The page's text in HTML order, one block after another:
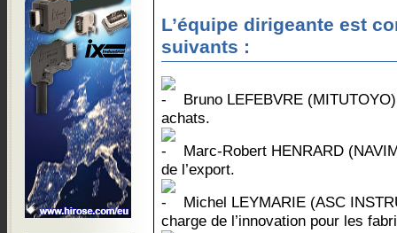
L’équipe dirigeante est
suivants :
Bruno LEFEBVRE
achats.
Marc-Robert HENRARD
de l’export.
Michel LEYMARIE (ASC
charge de l’innovation pour les